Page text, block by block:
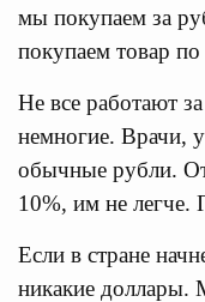
мы покупаем за
покупаем товар
Не все работают
немногие. Врачи,
обычные рубли.
10%, им не легче.
Если в стране
никакие доллары.